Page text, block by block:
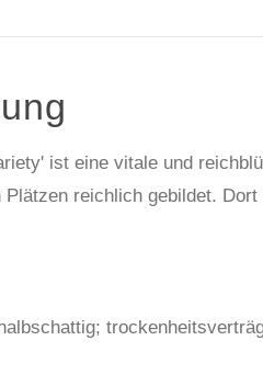
ist eine vitale und
reichlich gebildet.